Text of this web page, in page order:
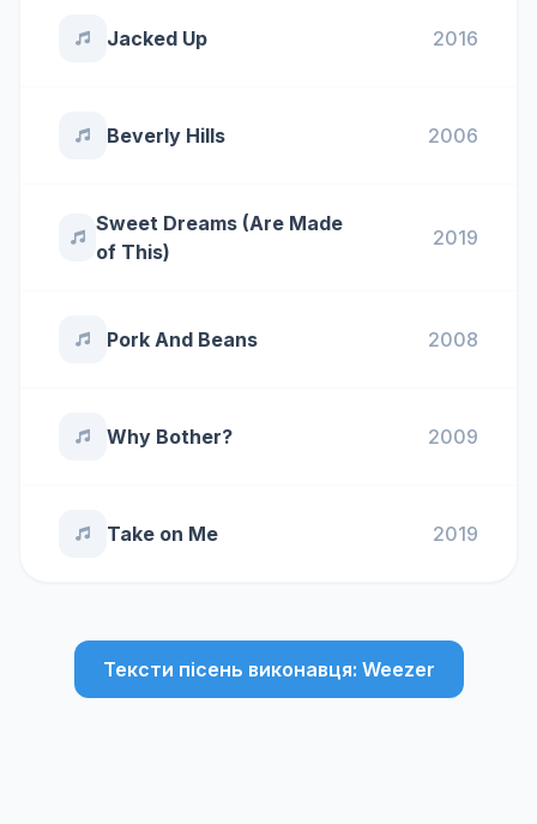
Jacked Up 2016
Beverly Hills 2006
Sweet Dreams (Are Made
of This)
2019
Pork And Beans 2008
Why Bother? 2009
Take on Me 2019
Тексти пісень виконавця: Weezer